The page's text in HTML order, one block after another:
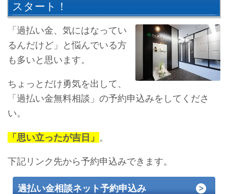
スタート！
「過払い金、気にはなってい
るんだけど」と悩んでいる方
も多いと思います。
ちょっとだけ勇気を出して、
「過払い金無料相談」の予約申込みをしてくださ
い。
「思い立ったが吉日」 。
下記リンク先から予約申込みできます。
過払い金相談ネット予約申込み